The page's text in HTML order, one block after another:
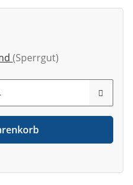
(Sperrgut)